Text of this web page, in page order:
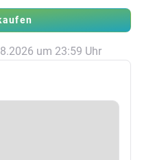
um 23:59 Uhr